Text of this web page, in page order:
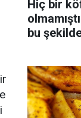
Hiç bir
bu